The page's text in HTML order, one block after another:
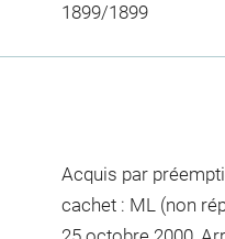
1899/1899
Acquis par
cachet : ML (non